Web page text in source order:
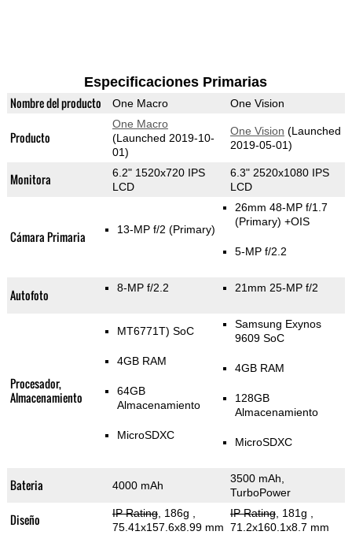
Especificaciones Primarias
Nombre del producto One Macro One Vision
Producto
One Macro
(Launched 2019-10-
01)
One Vision (Launched
2019-05-01)
Monitora
6.2" 1520x720 IPS
LCD
6.3" 2520x1080 IPS
LCD
Cámara Primaria 13-MP f/2 (Primary)
26mm 48-MP f/1.7
(Primary) +OIS
5-MP f/2.2
Autofoto 8-MP f/2.2 21mm 25-MP f/2
Procesador,
Almacenamiento
MT6771T) SoC
4GB RAM
64GB
Almacenamiento
MicroSDXC
Samsung Exynos
9609 SoC
4GB RAM
128GB
Almacenamiento
MicroSDXC
Bateria 4000 mAh
3500 mAh,
TurboPower
Diseño IP Rating, 186g
75.41x157.6x8.99 mm
IP Rating, 181g
71.2x160.1x8.7 mm